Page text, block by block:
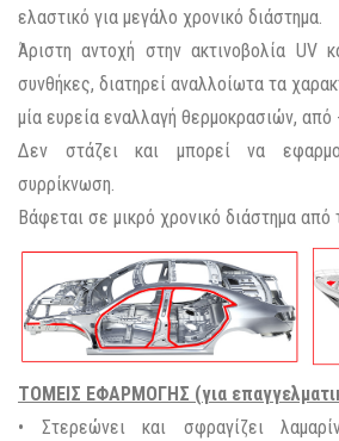
ελαστικό για μεγάλο χρονικό διάστημα.
Άριστη αντοχή στην ακτινοβολία UV
συνθήκες, διατηρεί αναλλοίωτα τα
μία ευρεία εναλλαγή θερμοκρασιών, από
Δεν στάζει και μπορεί να
συρρίκνωση.
Βάφεται σε μικρό χρονικό διάστημα από
ΤΟΜΕΙΣ ΕΦΑΡΜΟΓΗΣ (για
• Στερεώνει και σφραγίζει